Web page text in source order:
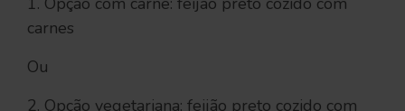
carnes
Ou
2. Opção vegetariana: feijão preto cozido com